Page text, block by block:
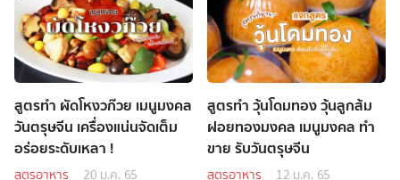
สูตรทำ ผัดโหงวก๊วย เมนูมงคล
วันตรุษจีน เครื่องแน่นจัดเต็ม
อร่อยระดับเหลา !
สูตรอาหาร 20 ม.ค. 65
สูตรทำ วุ้นโดมทอง วุ้นลูกส้ม
ฝอยทองมงคล เมนูมงคล ทำ
ขาย รับวันตรุษจีน
สูตรอาหาร 12 ม.ค. 65